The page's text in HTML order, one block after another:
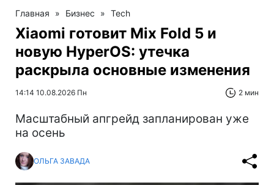
Главная » Бизнес » Tech
Xiaomi готовит Mix Fold 5 и
новую HyperOS: утечка
раскрыла основные изменения
14:14 10.08.2026 Пн 2 мин
Масштабный апгрейд запланирован уже
на осень
ОЛЬГА ЗАВАДА